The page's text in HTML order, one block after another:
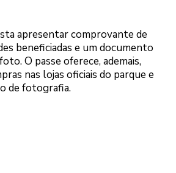
apresentar comprovante de
beneficiadas e um documento
O passe oferece, ademais,
nas lojas oficiais do parque e
de fotografia.